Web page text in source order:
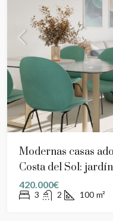
Modernas casas
Costa del Sol:
420.000€
3 2 100 m²